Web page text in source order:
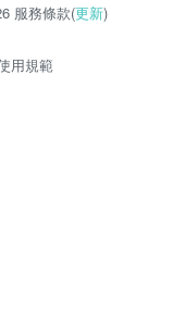
服務條款(更新)
用規範